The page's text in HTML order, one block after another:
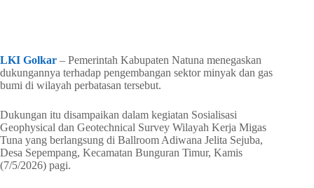
LKI Golkar – Pemerintah Kabupaten Natuna menegaskan
dukungannya terhadap pengembangan sektor minyak dan gas
bumi di wilayah perbatasan tersebut.
Dukungan itu disampaikan dalam kegiatan Sosialisasi
Geophysical dan Geotechnical Survey Wilayah Kerja Migas
Tuna yang berlangsung di Ballroom Adiwana Jelita Sejuba,
Desa Sepempang, Kecamatan Bunguran Timur, Kamis
(7/5/2026) pagi.